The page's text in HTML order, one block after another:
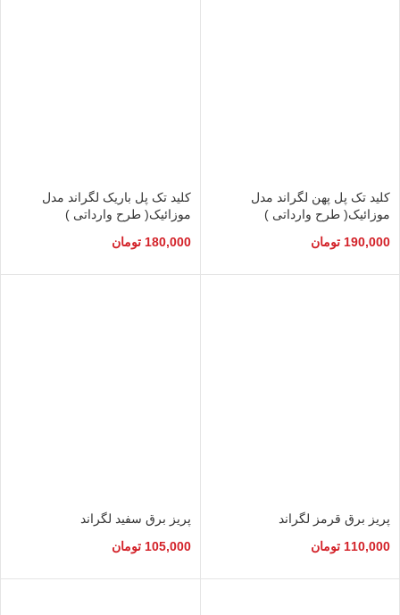
کلید تک پل پهن لگراند مدل
موزائیک( طرح وارداتی )
190,000 تومان
کلید تک پل باریک لگراند مدل
موزائیک( طرح وارداتی )
180,000 تومان
پریز برق قرمز لگراند
110,000 تومان
پریز برق سفید لگراند
105,000 تومان